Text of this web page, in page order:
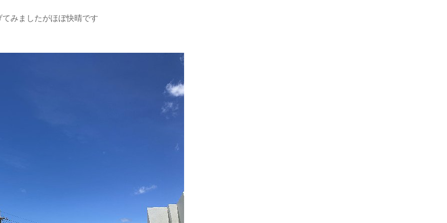
てみましたがほぼ快晴です